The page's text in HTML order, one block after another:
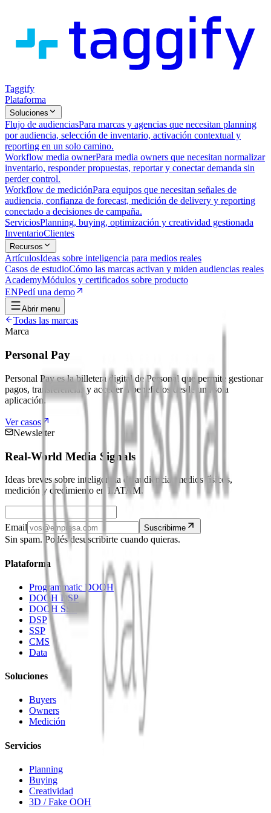
Taggify
Plataforma
Soluciones
Flujo de audienciasPara marcas y agencias que necesitan planning
por audiencia, selección de inventario, activación contextual y
reporting en un solo camino.
Workflow media ownerPara media owners que necesitan normalizar
inventario, responder propuestas, reportar y conectar demanda sin
perder control.
Workflow de mediciónPara equipos que necesitan señales de
audiencia, confianza de forecast, medición de delivery y reporting
conectado a decisiones de campaña.
ServiciosPlanning, buying, optimización y creatividad gestionada
InventarioClientes
Recursos
ArtículosIdeas sobre inteligencia para medios reales
Casos de estudioCómo las marcas activan y miden audiencias reales
AcademyMódulos y certificados sobre producto
ENPedí una demo
Abrir menu
Todas las marcas
Marca
Personal Pay
Personal Pay es la billetera digital de Personal que permite gestionar
pagos, transferencias y acceder a beneficios desde una sola
aplicación.
Ver casos
Newsletter
Real-World Media Signals
Ideas breves sobre inteligencia de audiencia, medios físicos,
medición y crecimiento en LATAM.
Email Suscribirme
Sin spam. Podés desuscribirte cuando quieras.
Plataforma
Programmatic DOOH
DOOH DSP
DOOH SSP
DSP
SSP
CMS
Data
Soluciones
Buyers
Owners
Medición
Servicios
Planning
Buying
Creatividad
3D / Fake OOH